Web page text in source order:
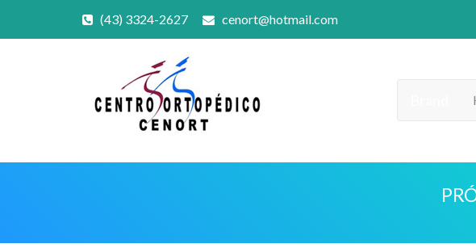
(43) 3324-2627 cenort@hotmail.com